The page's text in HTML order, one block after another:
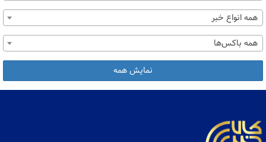
همه انواع خبر
همه باکس‌ها
نمایش همه